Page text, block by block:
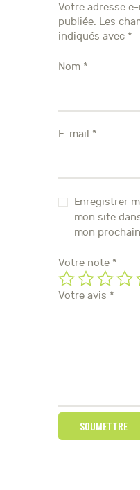
Votre adresse
publiée. Les
indiqués avec *
Nom *
E-mail *
Enregistrer
mon site
mon
Votre note *
Votre avis *